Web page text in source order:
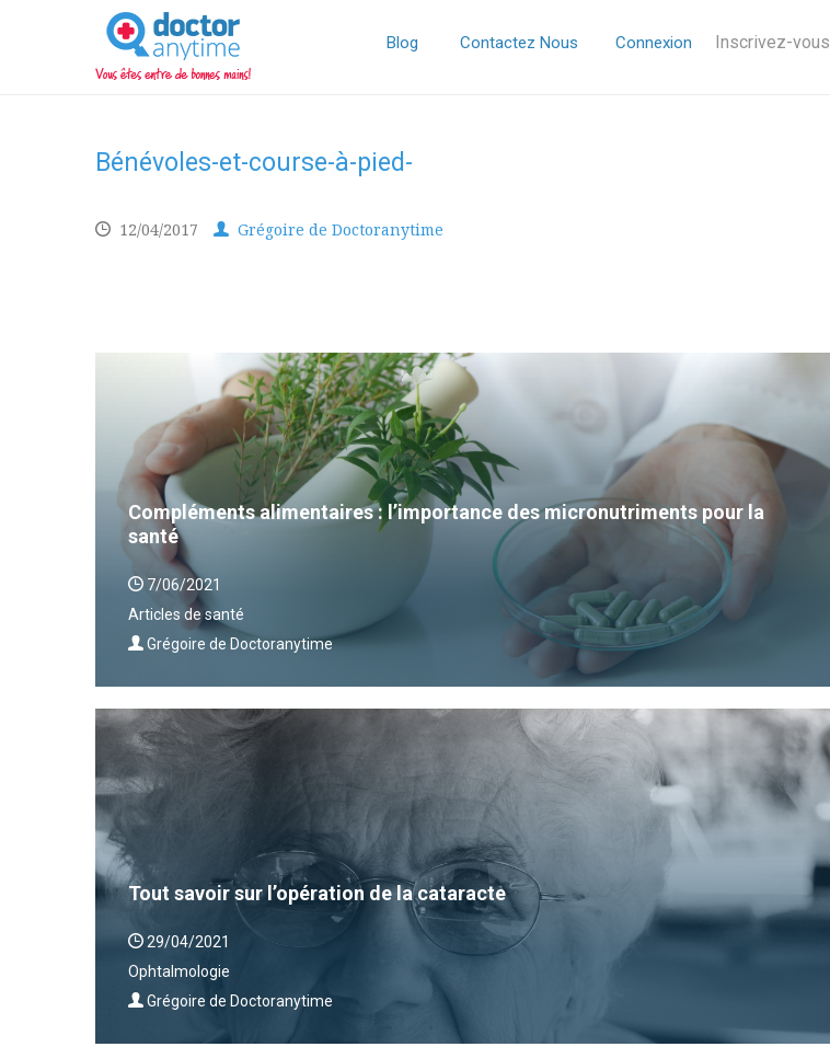
DoctorAnyTime
You
are
in
good
Blog Contactez Nous Connexion Inscrivez-vous
Bénévoles-et-course-à-pied-
12/04/2017 Grégoire de Doctoranytime
Compléments alimentaires : l’importance des micronutriments pour la
santé
7/06/2021
Articles de santé
Grégoire de Doctoranytime
Tout savoir sur l’opération de la cataracte
29/04/2021
Ophtalmologie
Grégoire de Doctoranytime